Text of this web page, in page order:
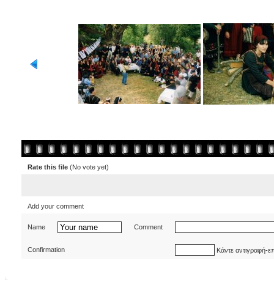
Rate this file (No vote yet)
Add your comment
Name Comment
Confirmation Κάντε αντιγραφή-